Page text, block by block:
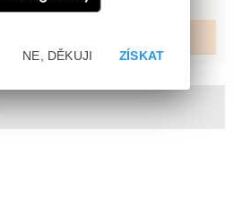
ZÍSKAT
NE, DĚKUJI